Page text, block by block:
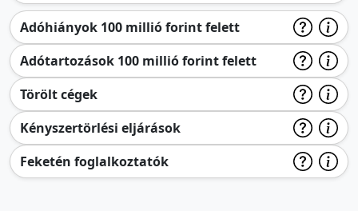
Adóhiányok 100 millió forint felett
Adótartozások 100 millió forint felett
Törölt cégek
Kényszertörlési eljárások
Feketén foglalkoztatók